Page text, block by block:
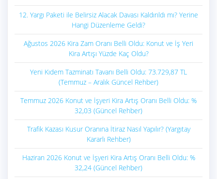
12. Yargı Paketi ile Belirsiz Alacak Davası Kaldırıldı mı? Yerine
Hangi Düzenleme Geldi?
Ağustos 2026 Kira Zam Oranı Belli Oldu: Konut ve İş Yeri
Kira Artışı Yüzde Kaç Oldu?
Yeni Kıdem Tazminatı Tavanı Belli Oldu: 73.729,87 TL
(Temmuz – Aralık Güncel Rehber)
Temmuz 2026 Konut ve İşyeri Kira Artış Oranı Belli Oldu: %
32,03 (Güncel Rehber)
Trafik Kazası Kusur Oranına İtiraz Nasıl Yapılır? (Yargıtay
Kararlı Rehber)
Haziran 2026 Konut ve İşyeri Kira Artış Oranı Belli Oldu: %
32,24 (Güncel Rehber)